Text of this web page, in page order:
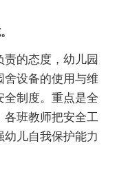
的态度，幼儿园
舍设备的使用与维
全制度。重点是全
各班教师把安全工
儿自我保护能力